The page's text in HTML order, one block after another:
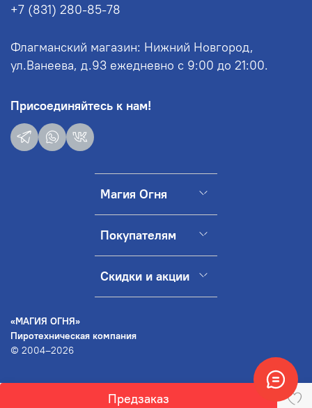
Предзаказ
Магия Огня
Покупателям
Скидки и акции
+7 (831) 280-85-78
Флагманский магазин: Нижний Новгород,
ул.Ванеева, д.93 ежедневно с 9:00 до 21:00.
Присоединяйтесь к нам!
«МАГИЯ ОГНЯ»
Пиротехническая компания
© 2004–2026